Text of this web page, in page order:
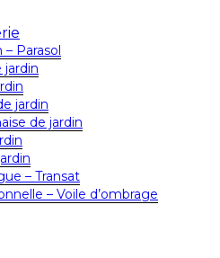
Parasol
jardin
jardin
de jardin
– Transat
– Voile d’ombrage